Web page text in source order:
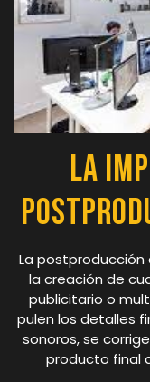
La
La postproducción
la creación de
publicitario o
pulen los detalles
sonoros, se
producto final